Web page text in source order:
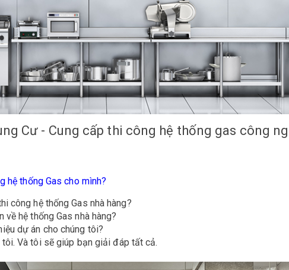
Cư - Cung cấp thi công hệ thống gas công
hệ thống Gas cho mình?
công hệ thống Gas nhà hàng?
hệ thống Gas nhà hàng?
dự án cho chúng tôi?
Và tôi sẽ giúp bạn giải đáp tất cả.